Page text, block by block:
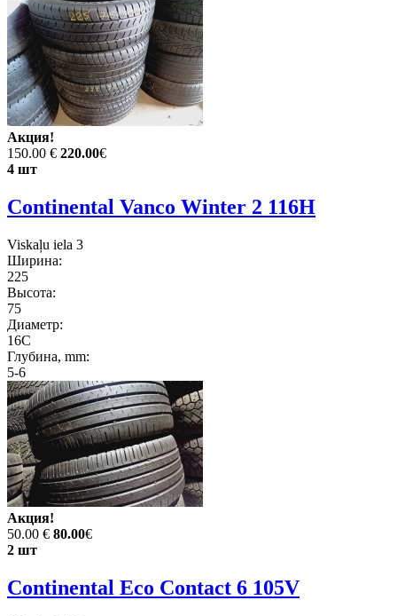
Акция!
150.00 € 220.00€
4 шт
Continental Vanco Winter 2 116H
Viskaļu iela 3
Ширина:
225
Высота:
75
Диаметр:
16C
Глубина, mm:
5-6
Акция!
50.00 € 80.00€
2 шт
Continental Eco Contact 6 105V